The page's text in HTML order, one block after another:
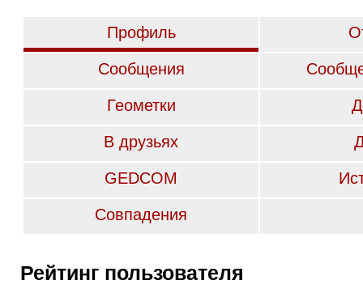
Профиль
Сообщения
Геометки
В друзьях
GEDCOM
Совпадения
Рейтинг пользователя